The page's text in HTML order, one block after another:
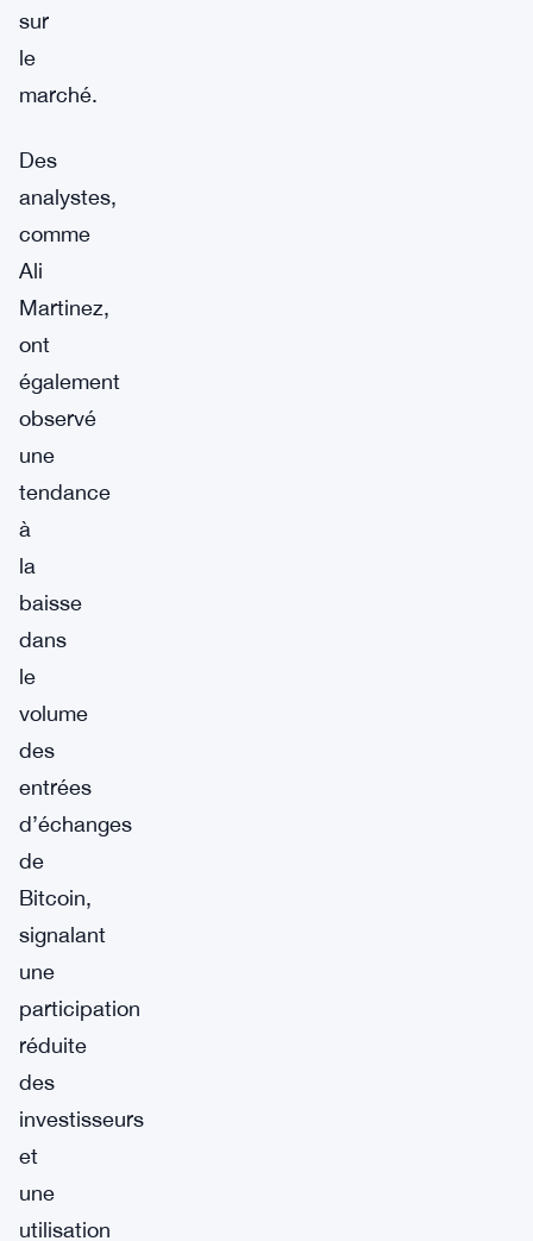
sur
le
marché.
Des
analystes,
comme
Ali
Martinez,
ont
également
observé
une
tendance
à
la
baisse
dans
le
volume
des
entrées
d’échanges
de
Bitcoin,
signalant
une
participation
réduite
des
investisseurs
et
une
utilisation